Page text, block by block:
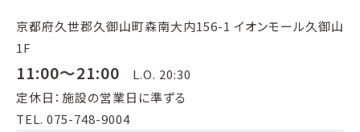
京都府久世郡久御山町森南大内156-1 イオンモール久御山
1F
11:00～21:00 L.O. 20:30
定休日：施設の営業日に準ずる
TEL. 075-748-9004